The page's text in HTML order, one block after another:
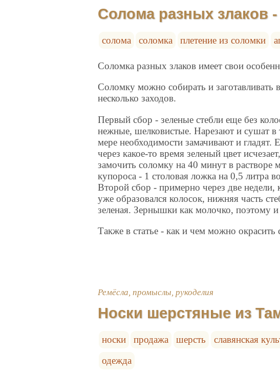
Солома разных злаков -
солома соломка плетение из соломки
Соломка разных злаков имеет свои
Соломку можно собирать и заготавливать в
несколько заходов.
Первый сбор - зеленые стебли еще без
нежные, шелковистые. Нарезают и сушат в
мере необходимости замачивают и гладят.
через какое-то время зеленый цвет исчезает,
замочить соломку на 40 минут в растворе
купороса - 1 столовая ложка на 0,5 литра
Второй сбор - примерно через две недели,
уже образовался колосок, нижняя часть
зеленая. Зернышки как молочко, поэтому
Также в статье - как и чем можно окрасить
Ремёсла, промыслы, рукоделия
Носки шерстяные из
носки продажа шерсть славянская
одежда